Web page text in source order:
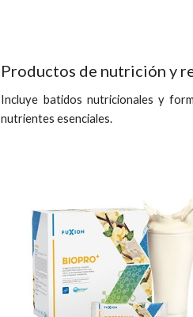
Productos de nutrición y
Incluye batidos nutricionales y
nutrientes esenciales.